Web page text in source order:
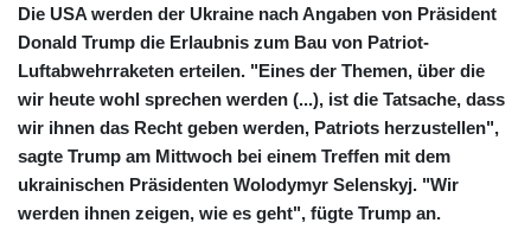
Die USA werden der Ukraine nach Angaben von Präsident
Donald Trump die Erlaubnis zum Bau von Patriot-
Luftabwehrraketen erteilen. "Eines der Themen, über die
wir heute wohl sprechen werden (...), ist die Tatsache, dass
wir ihnen das Recht geben werden, Patriots herzustellen",
sagte Trump am Mittwoch bei einem Treffen mit dem
ukrainischen Präsidenten Wolodymyr Selenskyj. "Wir
werden ihnen zeigen, wie es geht", fügte Trump an.